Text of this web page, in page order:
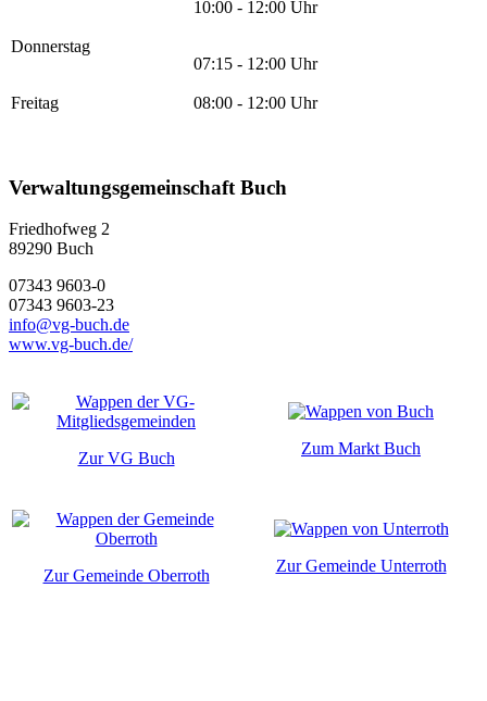
10:00 - 12:00 Uhr
Donnerstag
07:15 - 12:00 Uhr
Freitag 08:00 - 12:00 Uhr
Verwaltungsgemeinschaft Buch
Friedhofweg 2
89290 Buch
07343 9603-0
07343 9603-23
info@vg-buch.de
www.vg-buch.de/
Zur VG Buch
Zum Markt Buch
Zur Gemeinde Oberroth
Zur Gemeinde Unterroth